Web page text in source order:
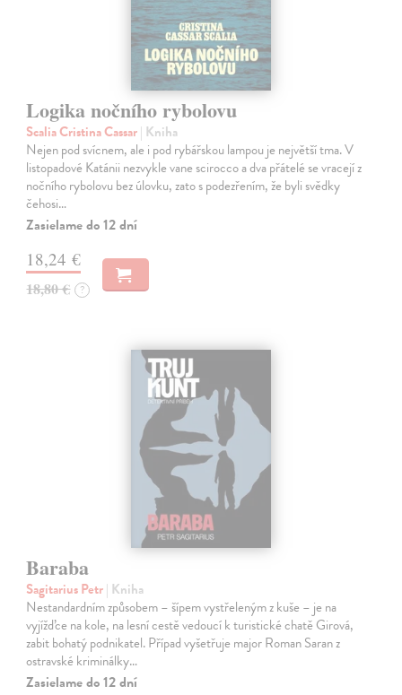
Logika nočního rybolovu
Scalia Cristina Cassar| Kniha
Nejen pod svícnem, ale i pod rybářskou lampou je největší tma. V
listopadové Katánii nezvykle vane scirocco a dva přátelé se vracejí z
nočního rybolovu bez úlovku, zato s podezřením, že byli svědky
čehosi…
Zasielame do 12 dní
18,24 €
18,80 € ?
Baraba
Sagitarius Petr| Kniha
Nestandardním způsobem – šípem vystřeleným z kuše – je na
vyjížďce na kole, na lesní cestě vedoucí k turistické chatě Girová,
zabit bohatý podnikatel. Případ vyšetřuje major Roman Saran z
ostravské kriminálky…
Zasielame do 12 dní